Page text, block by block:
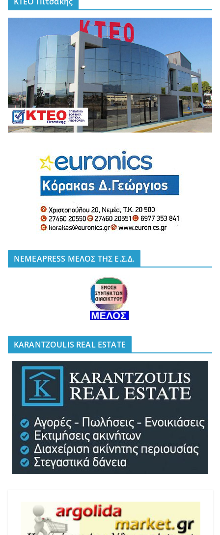
NEMEAPRESS ΜΕΛΟΣ ΤΗΣ Ε.Σ.Δ.
KARANTZOULIS REAL ESTATE